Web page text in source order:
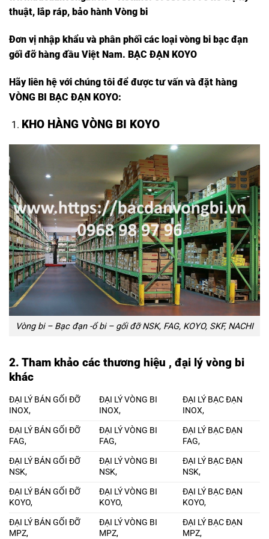
thuật, lắp ráp, bảo hành Vòng bi
Đơn vị nhập khẩu và phân phối các loại vòng bi bạc đạn
gối đỡ hàng đầu Việt Nam. BẠC ĐẠN KOYO
Hãy liên hệ với chúng tôi để được tư vấn và đặt hàng
VÒNG BI BẠC ĐẠN KOYO:
KHO HÀNG VÒNG BI KOYO
Vòng bi – Bạc đạn -ổ bi – gối đỡ NSK, FAG, KOYO, SKF, NACHI
2. Tham khảo các thương hiệu , đại lý vòng bi
khác
ĐẠI LÝ BÁN GỐI ĐỠ
INOX,
ĐẠI LÝ VÒNG BI
INOX,
ĐẠI LÝ BẠC ĐẠN
INOX,
ĐẠI LÝ BÁN GỐI ĐỠ
FAG,
ĐẠI LÝ VÒNG BI
FAG,
ĐẠI LÝ BẠC ĐẠN
FAG,
ĐẠI LÝ BÁN GỐI ĐỠ
NSK,
ĐẠI LÝ VÒNG BI
NSK,
ĐẠI LÝ BẠC ĐẠN
NSK,
ĐẠI LÝ BÁN GỐI ĐỠ
KOYO,
ĐẠI LÝ VÒNG BI
KOYO,
ĐẠI LÝ BẠC ĐẠN
KOYO,
ĐẠI LÝ BÁN GỐI ĐỠ
MPZ,
ĐẠI LÝ VÒNG BI
MPZ,
ĐẠI LÝ BẠC ĐẠN
MPZ,